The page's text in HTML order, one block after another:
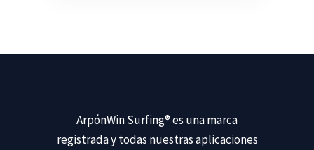
ArpónWin Surfing®es una marca
registrada y todas nuestras aplicaciones